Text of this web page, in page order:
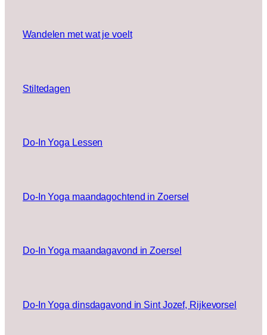
Wandelen met wat je voelt
Stiltedagen
Do-In Yoga Lessen
Do-In Yoga maandagochtend in Zoersel
Do-In Yoga maandagavond in Zoersel
Do-In Yoga dinsdagavond in Sint Jozef, Rijkevorsel